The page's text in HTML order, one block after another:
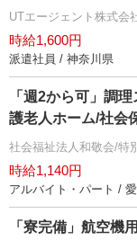
UTエージェント株式会
時給1,600円
派遣社員 / 神奈川県
「週2から可」調
護老人ホーム/社会
社会福祉法人和敬会/特
時給1,140円
アルバイト・パート /
「寮完備」航空機